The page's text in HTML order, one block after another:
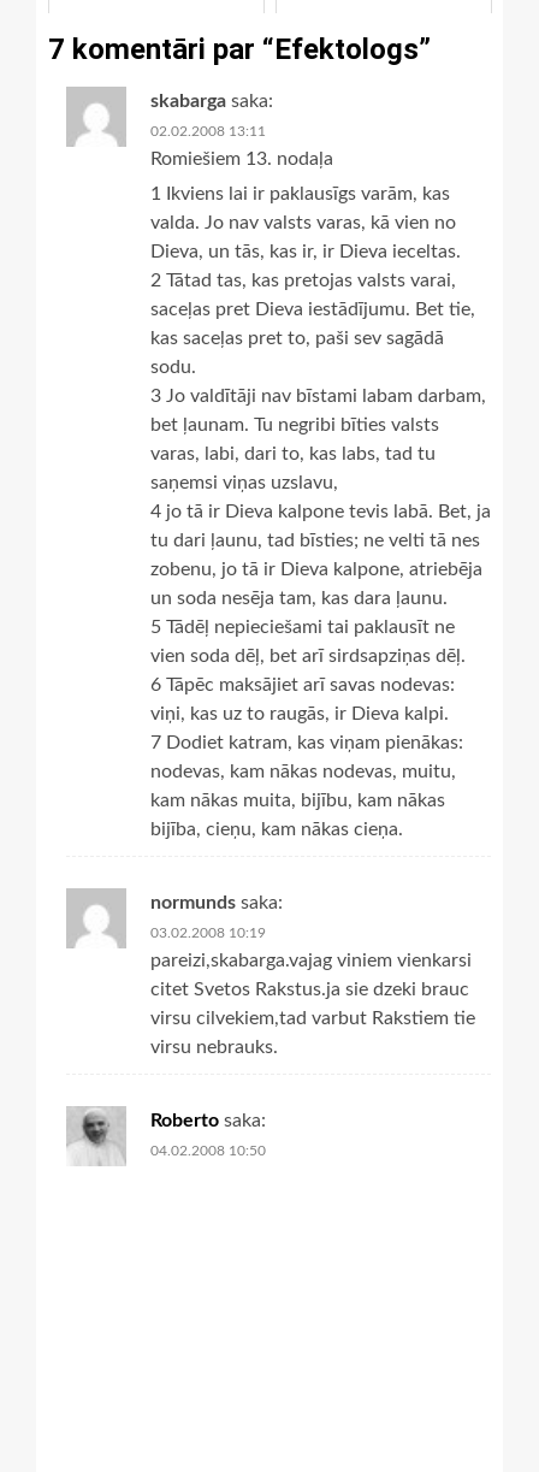
7 komentāri par “Efektologs”
skabarga saka:
02.02.2008 13:11
Romiešiem 13. nodaļa
1 Ikviens lai ir paklausīgs varām, kas
valda. Jo nav valsts varas, kā vien no
Dieva, un tās, kas ir, ir Dieva ieceltas.
2 Tātad tas, kas pretojas valsts varai,
saceļas pret Dieva iestādījumu. Bet tie,
kas saceļas pret to, paši sev sagādā
sodu.
3 Jo valdītāji nav bīstami labam darbam,
bet ļaunam. Tu negribi bīties valsts
varas, labi, dari to, kas labs, tad tu
saņemsi viņas uzslavu,
4 jo tā ir Dieva kalpone tevis labā. Bet, ja
tu dari ļaunu, tad bīsties; ne velti tā nes
zobenu, jo tā ir Dieva kalpone, atriebēja
un soda nesēja tam, kas dara ļaunu.
5 Tādēļ nepieciešami tai paklausīt ne
vien soda dēļ, bet arī sirdsapziņas dēļ.
6 Tāpēc maksājiet arī savas nodevas:
viņi, kas uz to raugās, ir Dieva kalpi.
7 Dodiet katram, kas viņam pienākas:
nodevas, kam nākas nodevas, muitu,
kam nākas muita, bijību, kam nākas
bijība, cieņu, kam nākas cieņa.
normunds saka:
03.02.2008 10:19
pareizi,skabarga.vajag viniem vienkarsi
citet Svetos Rakstus.ja sie dzeki brauc
virsu cilvekiem,tad varbut Rakstiem tie
virsu nebrauks.
Roberto saka:
04.02.2008 10:50